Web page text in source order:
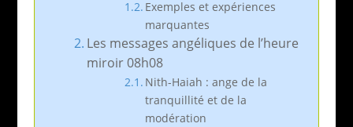
Exemples et expériences
marquantes
Les messages angéliques de l’heure
miroir 08h08
Nith-Haiah : ange de la
tranquillité et de la
modération